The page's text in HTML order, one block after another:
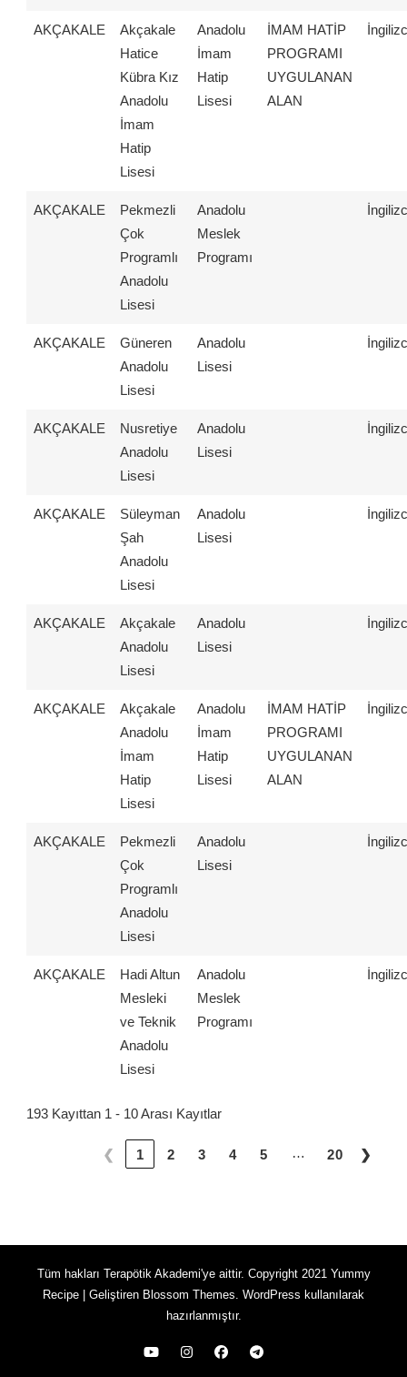
AKÇAKALE
Akçakale
Hatice
Kübra Kız
Anadolu
İmam
Hatip
Lisesi
Anadolu
İmam
Hatip
Lisesi
İMAM HATİP
PROGRAMI
UYGULANAN
ALAN
AKÇAKALE
Pekmezli
Çok
Programlı
Anadolu
Lisesi
Anadolu
Meslek
Programı
AKÇAKALE
Güneren
Anadolu
Lisesi
Anadolu
Lisesi
AKÇAKALE
Nusretiye
Anadolu
Lisesi
Anadolu
Lisesi
AKÇAKALE
Süleyman
Şah
Anadolu
Lisesi
Anadolu
Lisesi
AKÇAKALE
Akçakale
Anadolu
Lisesi
Anadolu
Lisesi
AKÇAKALE
Akçakale
Anadolu
İmam
Hatip
Lisesi
Anadolu
İmam
Hatip
Lisesi
İMAM HATİP
PROGRAMI
UYGULANAN
ALAN
AKÇAKALE
Pekmezli
Çok
Programlı
Anadolu
Lisesi
Anadolu
Lisesi
AKÇAKALE
Hadi Altun
Mesleki
ve Teknik
Anadolu
Lisesi
Anadolu
Meslek
Programı
193 Kayıttan 1 - 10 Arası Kayıtlar
❮ 1 2 3 4 5 … 20 ❯
Tüm hakları Terapötik Akademi'ye aittir. Copyright 2021 Yummy
Recipe | Geliştiren Blossom Themes WordPress kullanılarak
hazırlanmıştır.